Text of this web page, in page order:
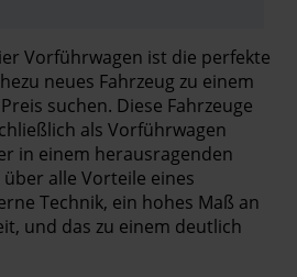
Vorführwagen ist die perfekte
neues Fahrzeug zu einem
suchen. Diese Fahrzeuge
als Vorführwagen
in einem herausragenden
alle Vorteile eines
Technik, ein hohes Maß an
und das zu einem deutlich